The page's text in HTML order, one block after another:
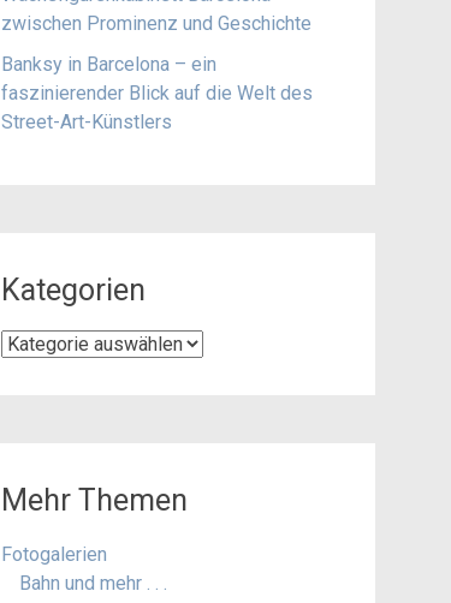
zwischen Prominenz und Geschichte
Banksy in Barcelona – ein
faszinierender Blick auf die Welt des
Street-Art-Künstlers
Kategorien
Kategorien
Mehr Themen
Fotogalerien
Bahn und mehr . . .